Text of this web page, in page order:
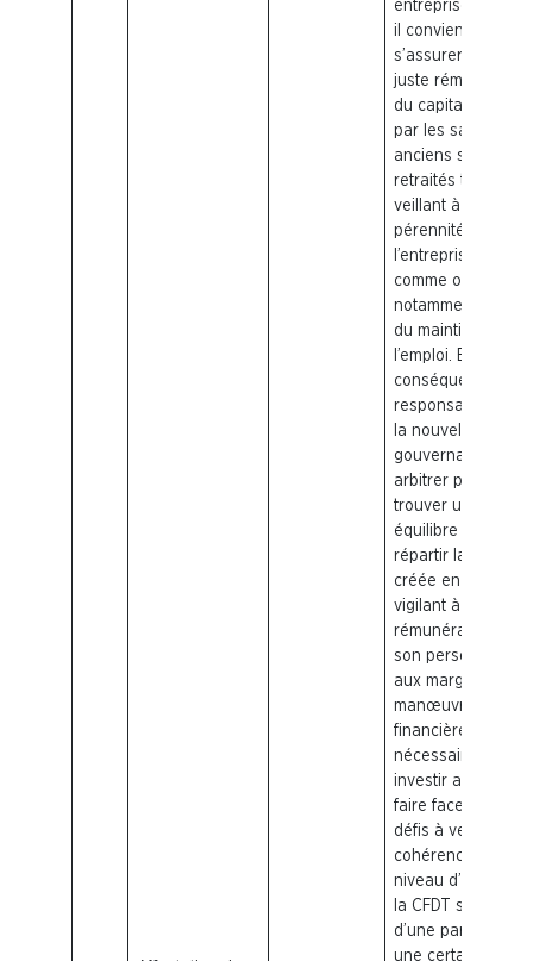
entreprises. Ainsi,
il convient de
s’assurer d’une
juste rémunération
du capital investi
par les salariés,
anciens salariés et
retraités tout en
veillant à la
pérennité de
l’entreprise avec
comme objectif
notamment celui
du maintien de
l’emploi. En
conséquence, la
responsabilité de
la nouvelle
gouvernance doit
arbitrer pour
trouver un juste
équilibre pour
répartir la richesse
créée en étant
vigilant à la
rémunération de
son personnel et
aux marges de
manœuvres
financières
nécessaires pour
investir afin de
faire face aux
défis à venir. En
cohérence, au
niveau d’Orange,
la CFDT
souhaite
d’une part veiller à
une certaine